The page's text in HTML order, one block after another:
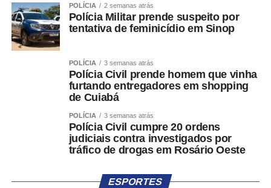
todos os dias, por meio de decisões, atitudes e políticas
públicas que coloquem a dignidade humana acima de
qualquer barreira.
COMENTE ABAIXO:
WhatsApp
Facebook
TwitterMessenger
POLÍCIA 2 semanas atrás
Polícia Militar prende suspeito por
tentativa de feminicídio em Sinop
POLÍCIA 3 semanas atrás
Polícia Civil prende homem que vinha
furtando entregadores em shopping
de Cuiabá
POLÍCIA 3 semanas atrás
Polícia Civil cumpre 20 ordens
judiciais contra investigados por
tráfico de drogas em Rosário Oeste
ESPORTES